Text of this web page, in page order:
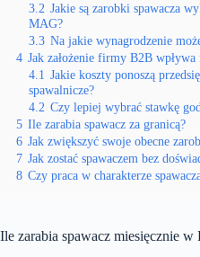
3.2 Jakie są zarobki spawacza
MAG?
3.3 Na jakie wynagrodzenie
4 Jak założenie firmy B2B wpływa
4.1 Jakie koszty ponoszą
spawalnicze?
4.2 Czy lepiej wybrać stawkę
5 Ile zarabia spawacz za granicą?
6 Jak zwiększyć swoje obecne
7 Jak zostać spawaczem bez
8 Czy praca w charakterze
Ile zarabia spawacz miesięcznie w